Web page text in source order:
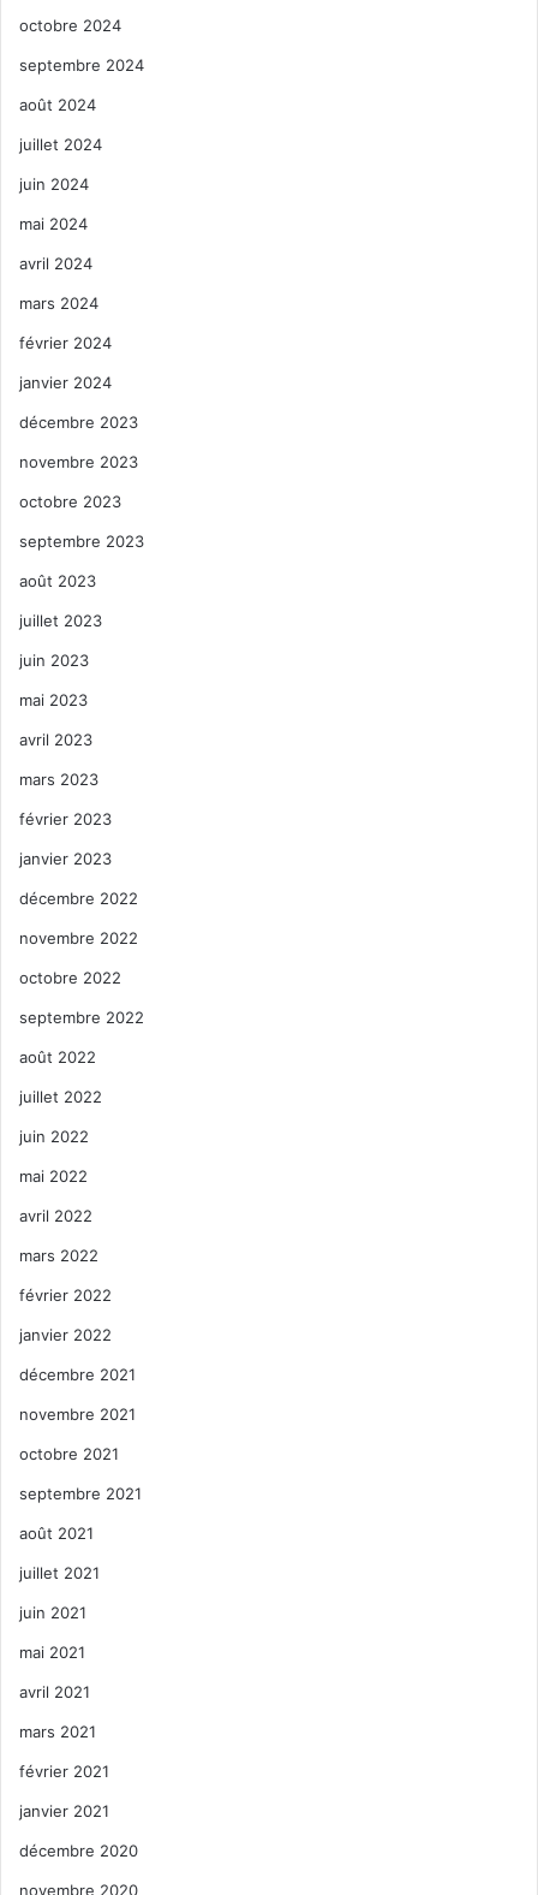
octobre 2024
septembre 2024
août 2024
juillet 2024
juin 2024
mai 2024
avril 2024
mars 2024
février 2024
janvier 2024
décembre 2023
novembre 2023
octobre 2023
septembre 2023
août 2023
juillet 2023
juin 2023
mai 2023
avril 2023
mars 2023
février 2023
janvier 2023
décembre 2022
novembre 2022
octobre 2022
septembre 2022
août 2022
juillet 2022
juin 2022
mai 2022
avril 2022
mars 2022
février 2022
janvier 2022
décembre 2021
novembre 2021
octobre 2021
septembre 2021
août 2021
juillet 2021
juin 2021
mai 2021
avril 2021
mars 2021
février 2021
janvier 2021
décembre 2020
novembre 2020